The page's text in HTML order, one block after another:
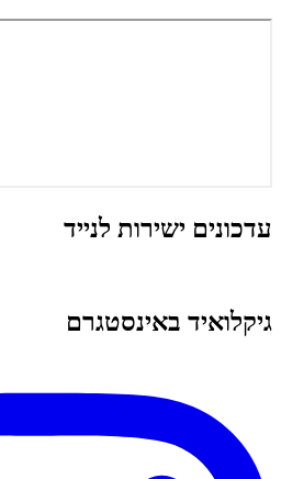
עדכונים ישירות לנייד
גיקלואיד באינסטגרם